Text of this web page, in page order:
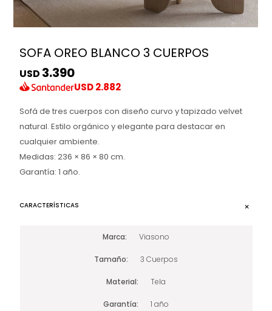
SOFA OREO BLANCO 3 CUERPOS
USD 3.390
USD2.882
Sofá de tres cuerpos con diseño curvo y tapizado velvet
natural. Estilo orgánico y elegante para destacar en
cualquier ambiente.
Medidas: 236 × 86 × 80 cm.
Garantía: 1 año.
CARACTERÍSTICAS
Marca Viasono
Tamaño 3 Cuerpos
Material Tela
Garantía 1 año